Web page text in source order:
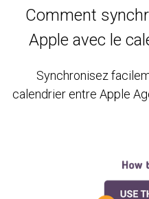
Comment
Apple avec le
Synchronisez
calendrier entre Apple